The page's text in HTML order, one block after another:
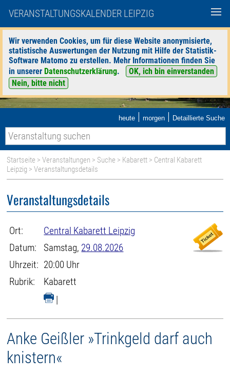
VERANSTALTUNGSKALENDER LEIPZIG
Wir verwenden Cookies, um für diese Website anonymisierte,
statistische Auswertungen der Nutzung mit Hilfe der Statistik-
Software Matomo zu erstellen. Mehr Informationen finden Sie
in unserer Datenschutzerklärung.
OK, ich bin einverstanden
Nein, bitte nicht
heute | morgen | Detaillierte Suche
Startseite >Veranstaltungen > Suche > Kabarett > Central Kabarett
Leipzig > Veranstaltungsdetails
Veranstaltungsdetails
Ort:
Central Kabarett Leipzig
Datum:
Samstag, 29.08.2026
Uhrzeit: 20:00 Uhr
Rubrik:
Kabarett
|
Anke Geißler »Trinkgeld darf auch
knistern«